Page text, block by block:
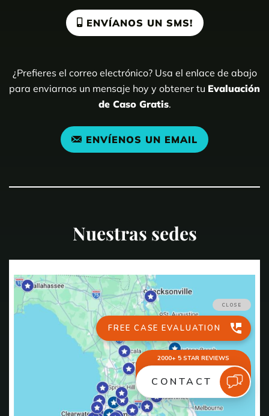
ENVÍANOS UN SMS!
¿Prefieres el correo electrónico? Usa el enlace de abajo
para enviarnos un mensaje hoy y obtener tu Evaluación
de Caso Gratis.
ENVÍENOS UN EMAIL
Nuestras sedes